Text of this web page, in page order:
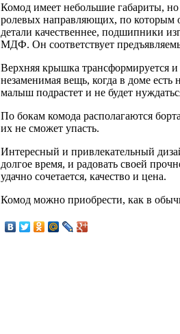
Комод имеет небольшие габариты,
ролевых направляющих, по которым
детали качественнее, подшипники
МДФ. Он соответствует
Верхняя крышка трансформируется
незаменимая вещь, когда в доме
малыш подрастет и не будет
По бокам комода располагаются
их не сможет упасть.
Интересный и привлекательный
долгое время, и радовать своей
удачно сочетается, качество и цена.
Комод можно приобрести, как в